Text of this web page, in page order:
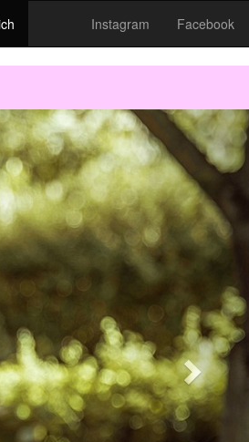
Instagram Facebook
Next